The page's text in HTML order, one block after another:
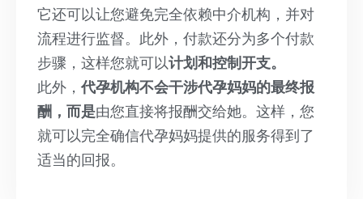
它还可以让您避免完全依赖中介机构，并对
流程进行监督。此外，付款还分为多个付款
步骤，这样您就可以计划和控制开支。
此外， 代孕机构不会干涉代孕妈妈的最终报
酬，而是由您直接将报酬交给她。这样，您
就可以完全确信代孕妈妈提供的服务得到了
适当的回报。